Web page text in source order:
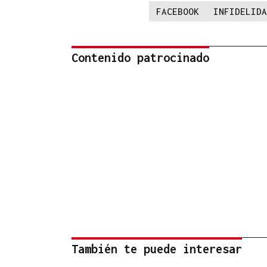
FACEBOOK
Contenido patrocinado
También te puede interesar